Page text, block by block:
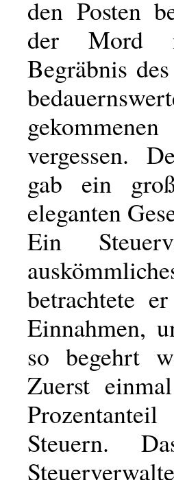
den Posten
der Mord
Begräbnis
vergessen.
gab ein
eleganten
Ein
betrachtete
Einnahmen,
so begehrt
Zuerst
Steuern.